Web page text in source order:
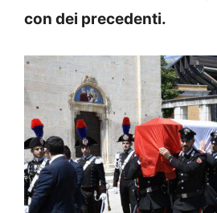
con dei precedenti.